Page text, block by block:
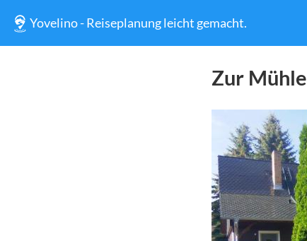
Yovelino - Reiseplanung leicht gemacht.
Zur Mühle